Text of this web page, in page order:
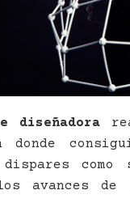
diseñadora
donde
dispares
avances